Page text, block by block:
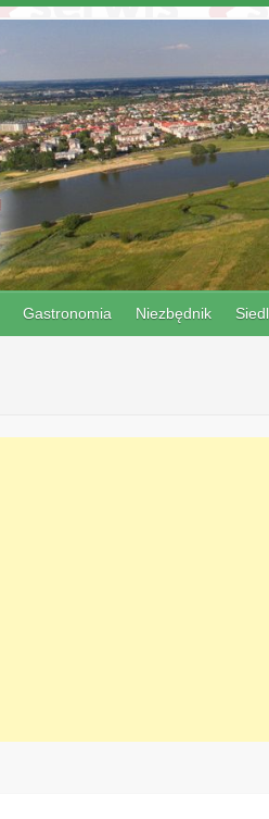
Gastronomia Niezbędnik